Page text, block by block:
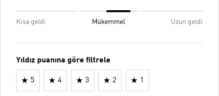
Kısa geldi Mükemmel Uzun geldi
Yıldız puanına göre filtrele
5 4 3 2 1